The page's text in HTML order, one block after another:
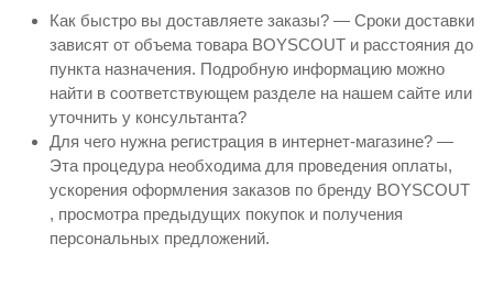
Как быстро вы доставляете заказы? — Сроки доставки
зависят от объема товара BOYSCOUT и расстояния до
пункта назначения. Подробную информацию можно
найти в соответствующем разделе на нашем сайте или
уточнить у консультанта?
Для чего нужна регистрация в интернет-магазине? —
Эта процедура необходима для проведения оплаты,
ускорения оформления заказов по бренду BOYSCOUT
, просмотра предыдущих покупок и получения
персональных предложений.